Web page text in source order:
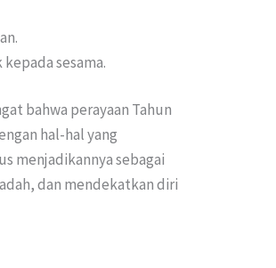
sesama.
bahwa perayaan Tahun
hal-hal yang
menjadikannya sebagai
dan mendekatkan diri